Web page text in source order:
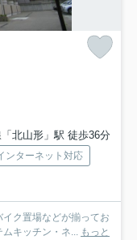
北山形」駅 徒歩36分
ンターネット対応
ク置場などが揃ってお
キッチン・ネ... もっと